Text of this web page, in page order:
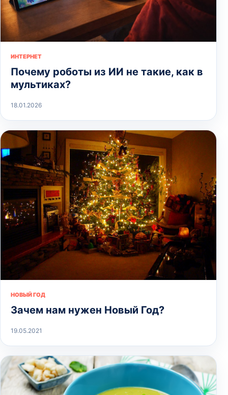
ИНТЕРНЕТ
Почему роботы из ИИ не такие, как в
мультиках?
18.01.2026
НОВЫЙ ГОД
Зачем нам нужен Новый Год?
19.05.2021